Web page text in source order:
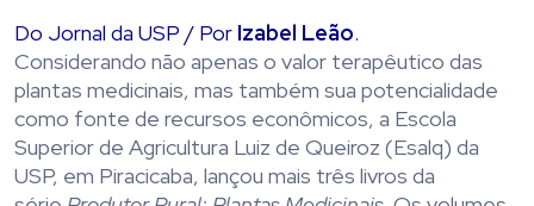
Do Jornal da USP / Por Izabel Leão.
Considerando não apenas o valor terapêutico das
plantas medicinais, mas também sua potencialidade
como fonte de recursos econômicos, a Escola
Superior de Agricultura Luiz de Queiroz (Esalq) da
USP, em Piracicaba, lançou mais três livros da